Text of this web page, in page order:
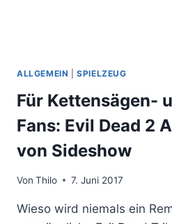
ALLGEMEIN |SPIELZEUG
Für Kettensägen-
Fans: Evil Dead 2
von Sideshow
Von Thilo 7. Juni 2017
Wieso wird niemals ein